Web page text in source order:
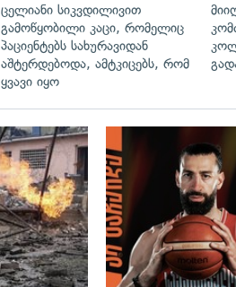
ცელიანი სიკვდილივით
გამოწყობილი კაცი, რომელიც
პაციენტებს სახურავიდან
აშტერდებოდა, ამტკიცებს, რომ
ყვავი იყო